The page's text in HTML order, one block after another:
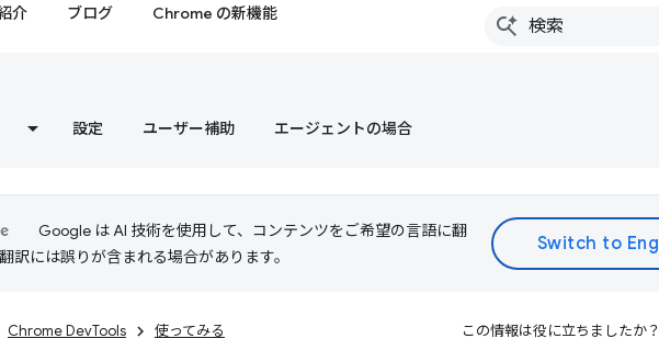
介 ブログ Chrome の新機能
設定 ユーザー補助 エージェントの場合
Google は AI 技術を使用して、コンテンツをご希望の言語に翻
訳には誤りが含まれる場合があります。
Chrome DevTools 使ってみる この情報は役に立ちましたか？